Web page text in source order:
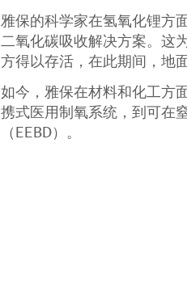
雅保的科学家在氢氧化锂方
二氧化碳吸收解决方案。这
方得以存活，在此期间，地
如今，雅保在材料和化工方
携式医用制氧系统，到可在
（EEBD）。